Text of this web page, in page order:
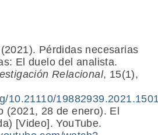
Pérdidas necesarias
El duelo del analista.
Relacional, 15(1),
10.21110/
(2021, 28 de enero). El
[Video]. YouTube.